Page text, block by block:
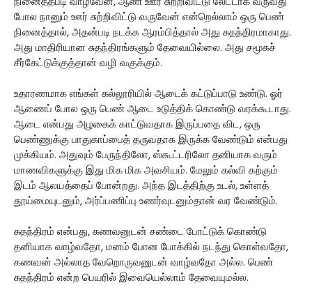
போல நானும் ஊர் சுற்றிவிட்டு வருவேன் என்றெல்லாம் ஒரு பெண்
நினைத்தால், அதன்படி நடக்க ஆரம்பித்தால் அது சுதந்திரமாகாது.
அது மாதிரியான சுதந்திரங்களும் தேவையில்லை. அது சமூகச்
சீர்கேட்டுக்குத்தான் வழி வகுக்கும்.
உதாரணமாக எங்கள் கல்லூரியில் ஆடைக் கட்டுப்பாடு உண்டு. ஓர்
ஆணைப் போல ஒரு பெண் ஆடை உடுத்திக் கொண்டு வரக்கூடாது.
ஆடை என்பது அழகைக் காட்டுவதாக இருப்பதை விட, ஒரு
பெண்ணுக்கு பாதுகாப்பைத் தருவதாக இருக்க வேண்டும் என்பது
முக்கியம். அதுவும் பேருந்திலோ, ஸ்கூட்டரிலோ தனியாக வரும்
மாணவிகளுக்கு இது மிக மிக அவசியம். மேலும் கல்வி கற்கும்
இடம் ஆலயத்தைப் போன்றது. அந்த இடத்திற்கு உடல், உள்ளத்
தூய்மையுடனும், அர்ப்பணிப்பு உணர்வுடனும்தான் வர வேண்டும்.
சுதந்திரம் என்பது, கணவனுடன் சண்டை போட்டுக் கொண்டு
தனியாக வாழ்வதோ, மனம் போன போக்கில் நடந்து கொள்வதோ,
கணவன் அல்லாத வேறொருவனுடன் வாழ்வதோ அல்ல. பெண்
சுதந்திரம் என்ற பெயரில் இவையெல்லாம் தேவையுமல்ல.